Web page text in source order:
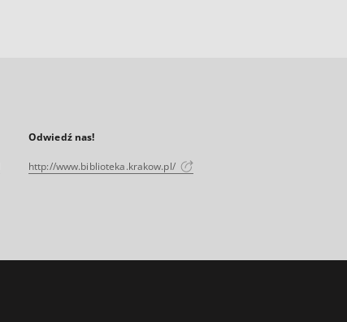
Odwiedź nas!
http://www.biblioteka.krakow.pl/